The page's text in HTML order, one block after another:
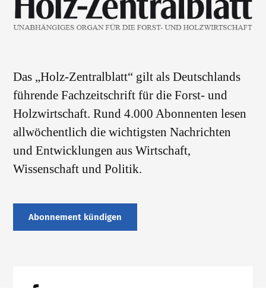
Das „Holz-Zentralblatt“ gilt als Deutschlands
führende Fachzeitschrift für die Forst- und
Holzwirtschaft. Rund 4.000 Abonnenten lesen
allwöchentlich die wichtigsten Nachrichten
und Entwicklungen aus Wirtschaft,
Wissenschaft und Politik.
Abonnement kündigen